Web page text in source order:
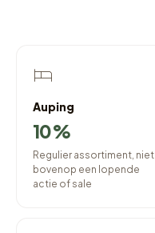
Auping
10%
Regulier assortiment, niet
bovenop een lopende
actie of sale